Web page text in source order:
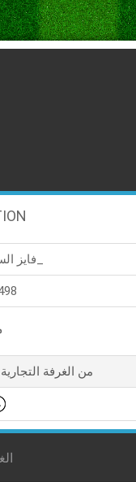
من الغرفة